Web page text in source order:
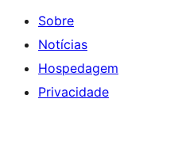
Sobre
Notícias
Hospedagem
Privacidade